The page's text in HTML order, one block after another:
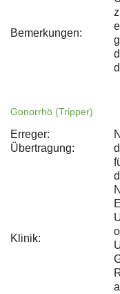
Bemerkungen:
Gonorrhö (Tripper)
Erreger:
Übertragung:
Klinik: